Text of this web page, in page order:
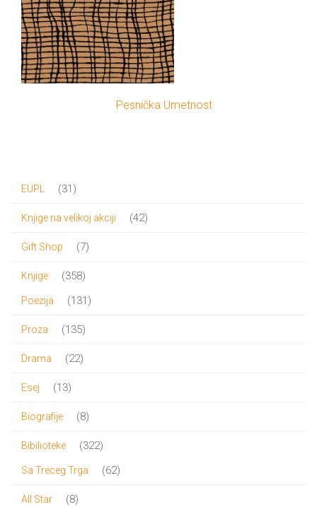
Pesnička Umetnost
EUPL 3131
Knjige na velikoj akciji 4242
Gift Shop 77
Knjige 358358
proizvoda
Poezija 131131
Proza 135135
Drama 2222
Esej 1313
Biografije 88
Bibilioteke 322322
proizvoda
Sa Treceg Trga 6262
All Star 88